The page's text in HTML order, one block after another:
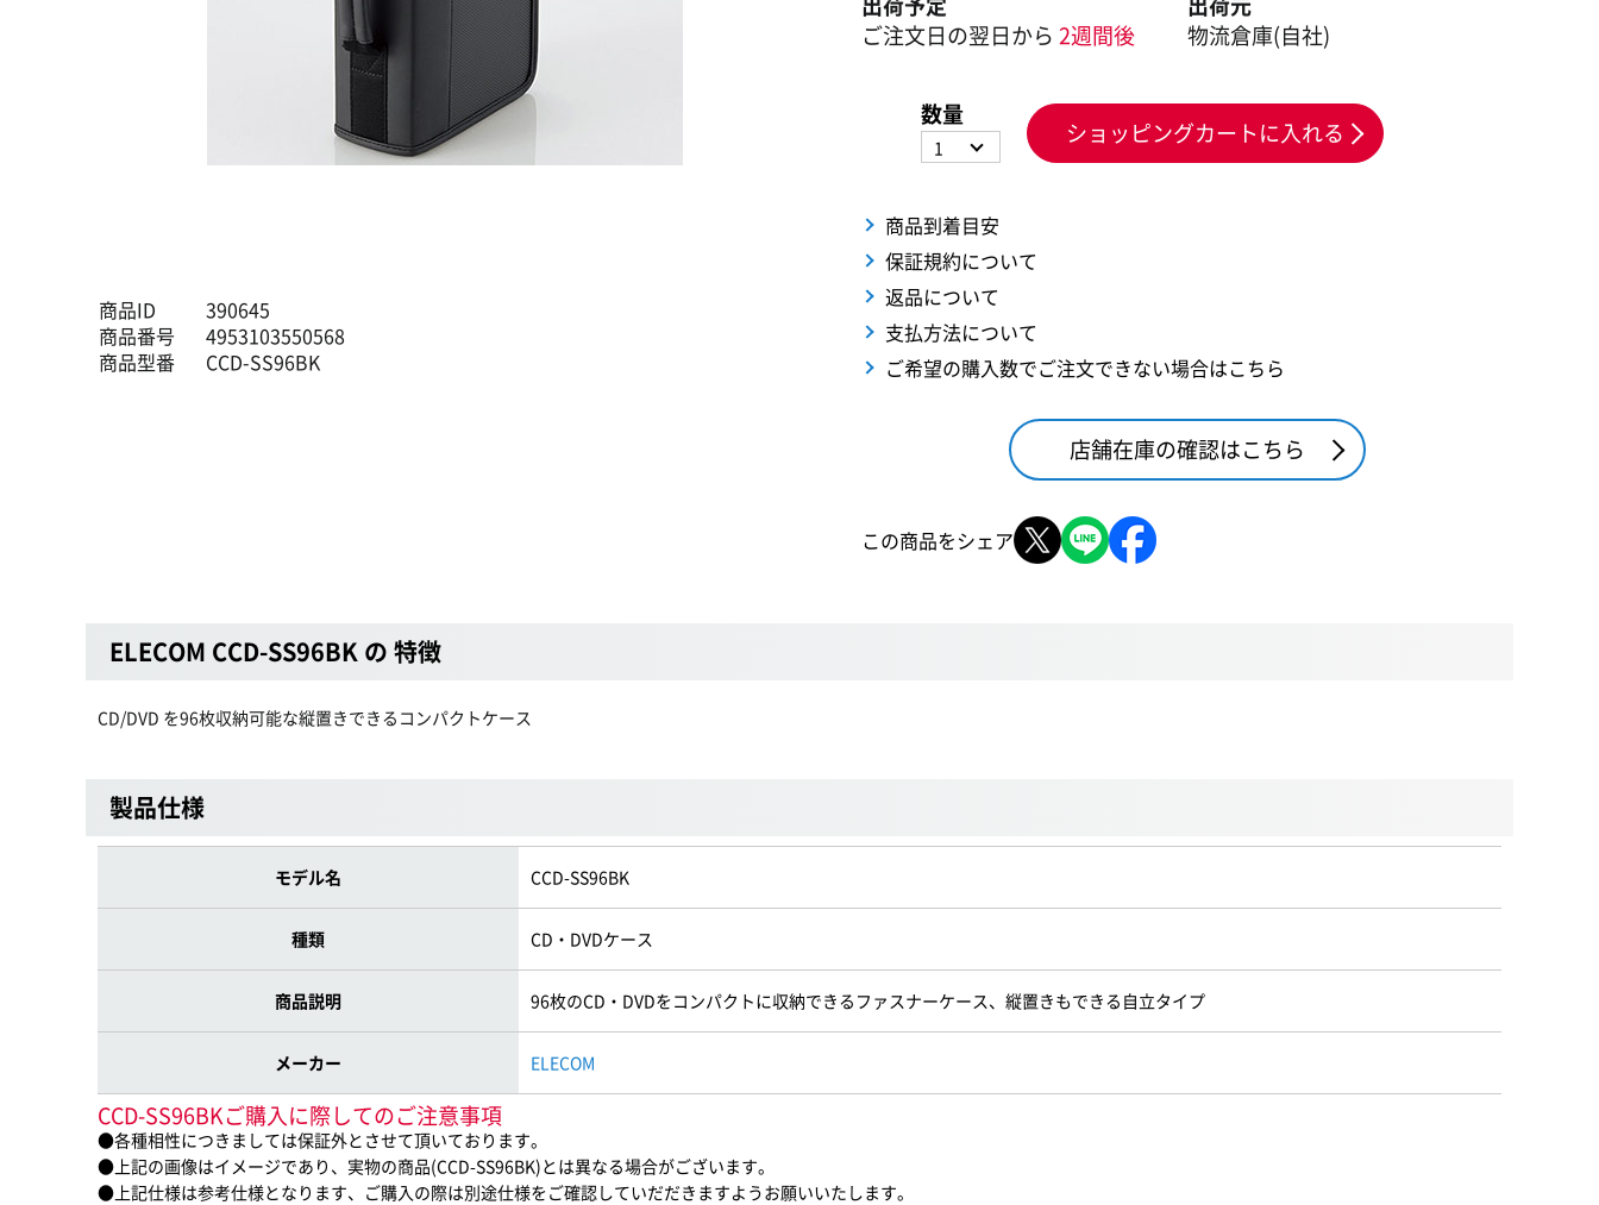
商品ID
390645
商品番号
4953103550568
商品型番
CCD-SS96BK
ご注文日の翌日から 2週間後
物流倉庫(自社)
数量
1 ショッピングカートに入れる
商品到着目安
保証規約について
返品について
支払方法について
ご希望の購入数でご注文できない場合はこちら
店舗在庫の確認はこちら
この商品をシェア
ELECOM CCD-SS96BK の 特徴
CD/DVD を96枚収納可能な縦置きできるコンパクトケース
製品仕様
モデル名 CCD-SS96BK
種類 CD・DVDケース
商品説明 96枚のCD・DVDをコンパクトに収納できるファスナーケース、縦置きもできる自立タイプ
メーカー ELECOM
CCD-SS96BKご購入に際してのご注意事項
●各種相性につきましては保証外とさせて頂いております。
●上記の画像はイメージであり、実物の商品(CCD-SS96BK)とは異なる場合がございます。
●上記仕様は参考仕様となります、ご購入の際は別途仕様をご確認していだだきますようお願いいたします。